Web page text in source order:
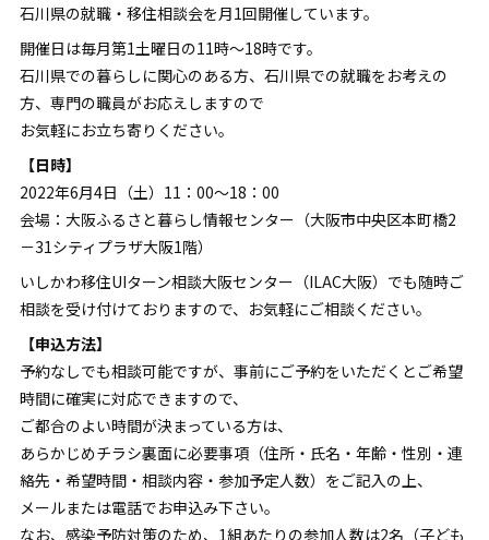
石川県の就職・移住相談会を月1回開催しています。
開催日は毎月第1土曜日の11時～18時です。
石川県での暮らしに関心のある方、石川県での就職をお考えの
方、専門の職員がお応えしますので
お気軽にお立ち寄りください。
【日時】
2022年6月4日（土）11：00～18：00
会場：大阪ふるさと暮らし情報センター（大阪市中央区本町橋2
－31シティプラザ大阪1階）
いしかわ移住UIターン相談大阪センター（ILAC大阪）でも随時ご
相談を受け付けておりますので、お気軽にご相談ください。
【申込方法】
予約なしでも相談可能ですが、事前にご予約をいただくとご希望
時間に確実に対応できますので、
ご都合のよい時間が決まっている方は、
あらかじめチラシ裏面に必要事項（住所・氏名・年齢・性別・連
絡先・希望時間・相談内容・参加予定人数）をご記入の上、
メールまたは電話でお申込み下さい。
なお、感染予防対策のため、1組あたりの参加人数は2名（子ども